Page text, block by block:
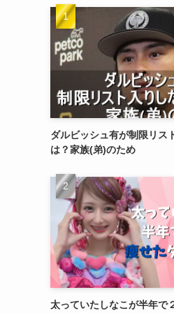
ダルビッシュ有が制限リス
は？家族(弟)のため
太っていたしなこが半年で